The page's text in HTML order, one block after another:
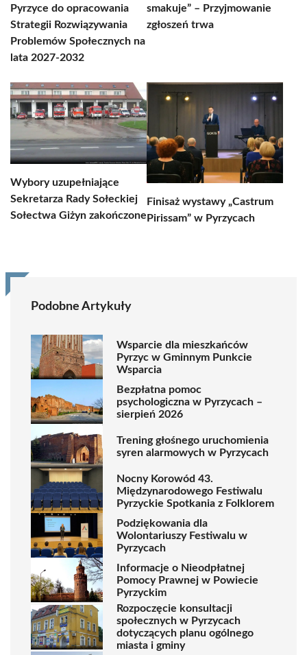
Pyrzyce do opracowania
Strategii Rozwiązywania
Problemów Społecznych na
lata 2027-2032
smakuje” – Przyjmowanie
zgłoszeń trwa
Wybory uzupełniające
Sekretarza Rady Sołeckiej
Sołectwa Giżyn zakończone
Finisaż wystawy „Castrum
Pirissam” w Pyrzycach
Podobne Artykuły
Wsparcie dla mieszkańców
Pyrzyc w Gminnym Punkcie
Wsparcia
Bezpłatna pomoc
psychologiczna w Pyrzycach –
sierpień 2026
Trening głośnego uruchomienia
syren alarmowych w Pyrzycach
Nocny Korowód 43.
Międzynarodowego Festiwalu
Pyrzyckie Spotkania z Folklorem
Podziękowania dla
Wolontariuszy Festiwalu w
Pyrzycach
Informacje o Nieodpłatnej
Pomocy Prawnej w Powiecie
Pyrzyckim
Rozpoczęcie konsultacji
społecznych w Pyrzycach
dotyczących planu ogólnego
miasta i gminy